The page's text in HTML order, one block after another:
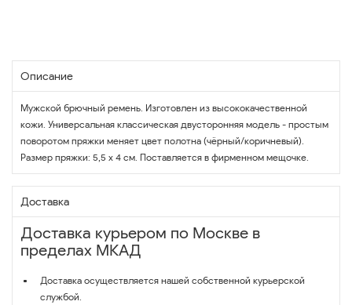
Описание
Мужской брючный ремень. Изготовлен из высококачественной
кожи. Универсальная классическая двусторонняя модель - простым
поворотом пряжки меняет цвет полотна (чёрный/коричневый).
Размер пряжки: 5,5 х 4 см. Поставляется в фирменном мещочке.
Доставка
Доставка курьером по Москве в
пределах МКАД
Доставка осуществляется нашей собственной курьерской
службой.